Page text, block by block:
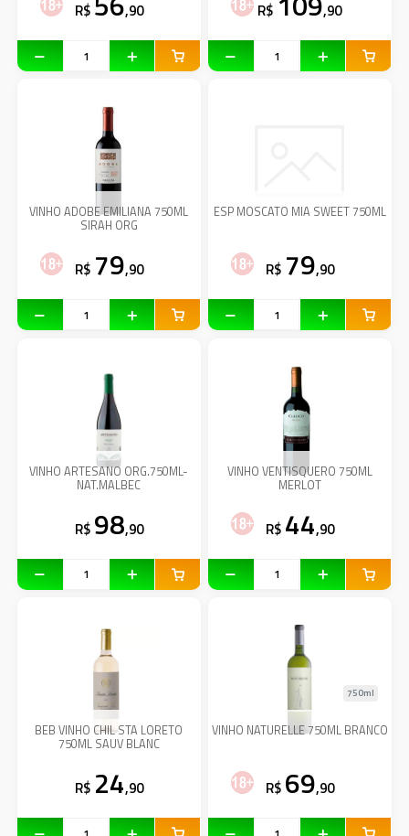
R$ ,90 R$ ,90
VINHO ADOBE EMILIANA 750ML
SIRAH ORG
R$ 79,90
ESP MOSCATO MIA SWEET 750ML
R$ 79,90
VINHO ARTESANO ORG.750ML-
NAT.MALBEC
R$ 98,90
VINHO VENTISQUERO 750ML
MERLOT
R$ 44,90
BEB VINHO CHIL STA LORETO
750ML SAUV BLANC
R$ 24,90
VINHO NATURELLE 750ML BRANCO
750ml
R$ 69,90